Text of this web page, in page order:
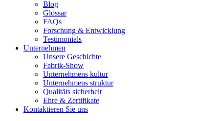
Blog
Glossar
FAQs
Forschung & Entwicklung
Testimonials
Unternehmen
Unsere Geschichte
Fabrik-Show
Unternehmens kultur
Unternehmens struktur
Qualitäts sicherheit
Ehre & Zertifikate
Kontaktieren Sie uns